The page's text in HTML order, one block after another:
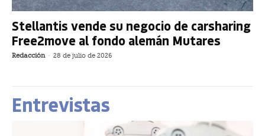
Stellantis vende su negocio de carsharing
Free2move al fondo alemán Mutares
Redacción - 28 de julio de 2026
Entrevistas